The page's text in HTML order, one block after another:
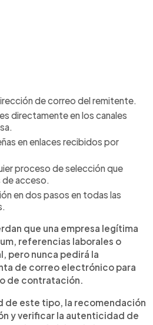
de correo del remitente.
directamente en los canales
en enlaces recibidos por
proceso de selección que
acceso.
en dos pasos en todas las
que una empresa legítima
referencias laborales o
pero nunca pedirá la
de correo electrónico para
de contratación.
de este tipo, la recomendación
y verificar la autenticidad de